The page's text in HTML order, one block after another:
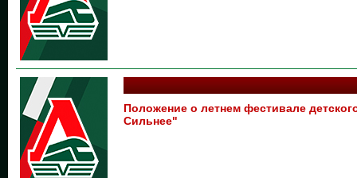
Положение о летнем фестивале
Сильнее"